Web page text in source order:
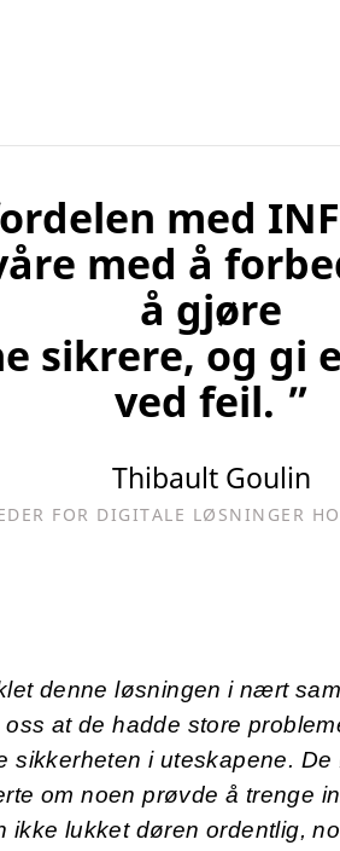
med
med å
å gjøre
sikrere, og gi
ved feil. ”
Thibault Goulin
FOR DIGITALE LØSNINGER
denne løsningen i nært
at de hadde store
sikkerheten i uteskapene.
om noen prøvde å trenge
ikke lukket døren ordentlig,